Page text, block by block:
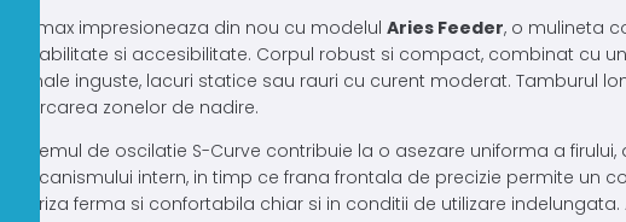
Formax impresioneaza din nou cu modelul Aries Feeder, o mulineta
durabilitate si accesibilitate. Corpul robust si compact, combinat cu
canale inguste, lacuri statice sau rauri cu curent moderat. Tamburul
marcarea zonelor de nadire.
Sistemul de oscilatie S-Curve contribuie la o asezare uniforma a
mecanismului intern, in timp ce frana frontala de precizie permite un
o priza ferma si confortabila chiar si in conditii de utilizare